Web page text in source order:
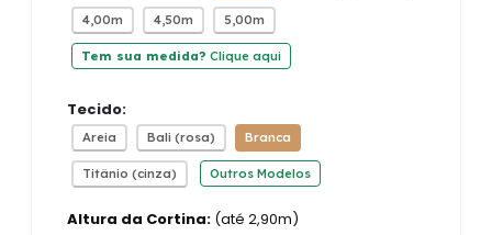
4,00m 4,50m 5,00m
Tem sua medida? Clique aqui
Tecido:
Areia Bali (rosa) Branca
Titânio (cinza) Outros Modelos
Altura da Cortina: (até 2,90m)